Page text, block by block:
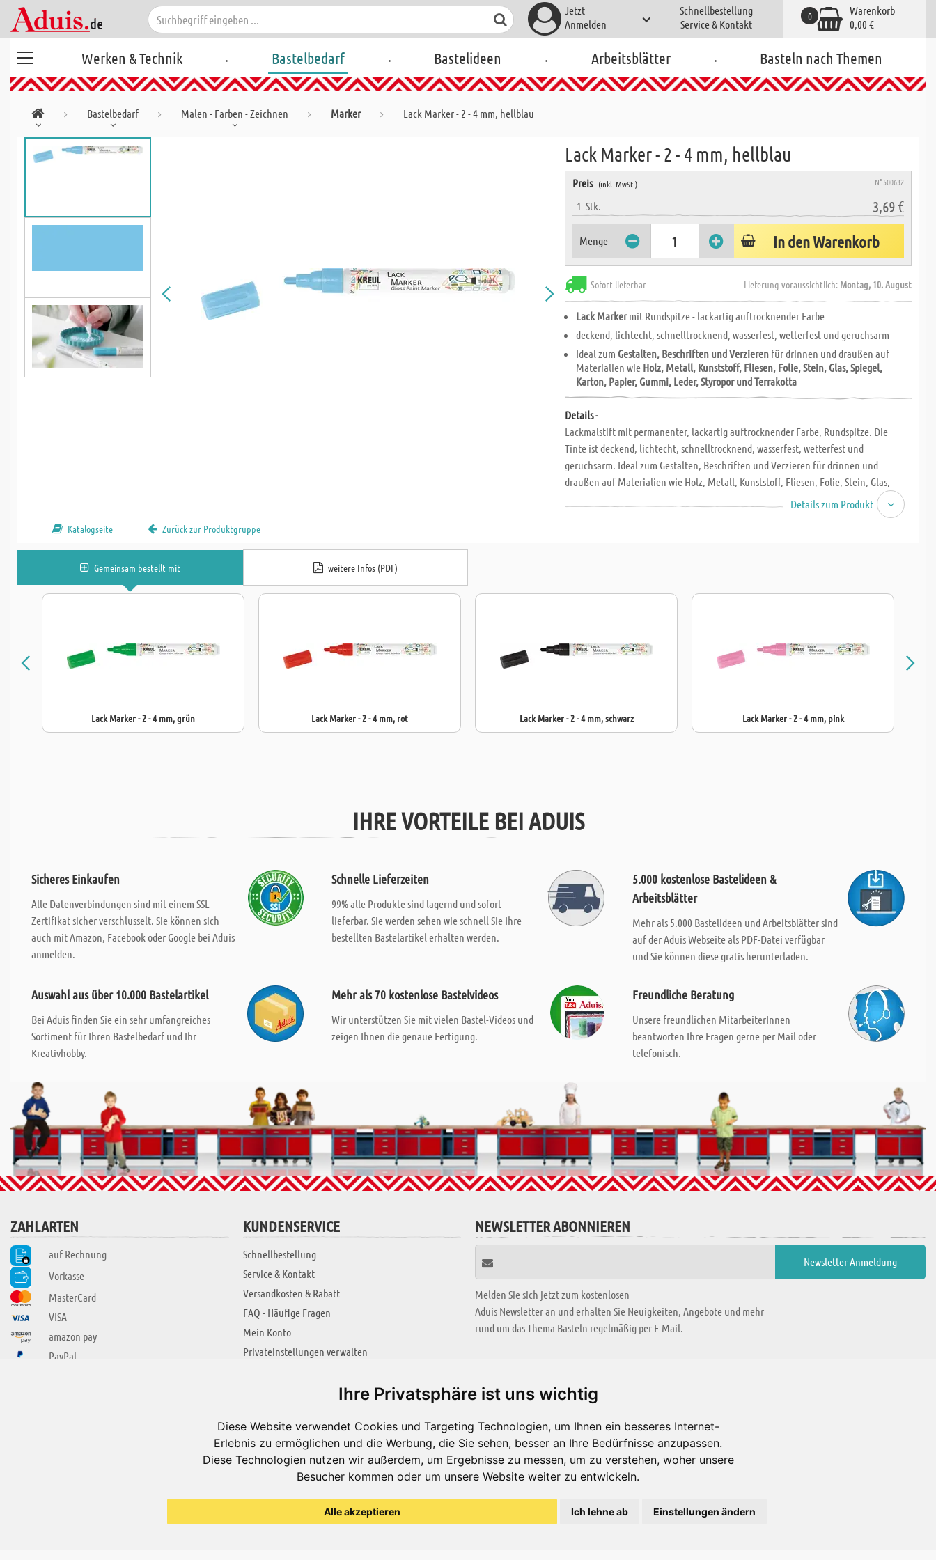
Ihre Privatsphäre ist uns wichtig
Diese Website verwendet Cookies und Targeting Technologien, um Ihnen ein besseres Internet-
Erlebnis zu ermöglichen und die Werbung, die Sie sehen, besser an Ihre Bedürfnisse anzupassen.
Diese Technologien nutzen wir außerdem, um Ergebnisse zu messen, um zu verstehen, woher unsere
Besucher kommen oder um unsere Website weiter zu entwickeln.
Alle akzeptieren Ich lehne ab Einstellungen ändern
Jetzt
Anmelden
Schnellbestellung
Service & Kontakt
Warenkorb
0,00 €
0
Werken & Technik . Bastelbedarf . Bastelideen . Arbeitsblätter . Basteln nach Themen
Bastelbedarf Malen - Farben - Zeichnen Marker Lack Marker - 2 - 4 mm, hellblau
Lack Marker - 2 - 4 mm, hellblau
Preis (inkl. MwSt.) N° 500632
1Stk. 3,69 €
Menge In den Warenkorb
Sofort lieferbar Lieferung voraussichtlich: Montag, 10. August
Lack Markermit Rundspitze - lackartig auftrocknender Farbe
deckend, lichtecht, schnelltrocknend, wasserfest, wetterfest und geruchsarm
Ideal zum Gestalten, Beschriften und Verzieren für drinnen und draußen auf
Materialien wie Holz, Metall, Kunststoff, Fliesen, Folie, Stein, Glas, Spiegel,
Karton, Papier, Gummi, Leder, Styropor und Terrakotta
Details -
Lackmalstift mit permanenter, lackartig auftrocknender Farbe, Rundspitze. Die
Tinte ist deckend, lichtecht, schnelltrocknend, wasserfest, wetterfest und
geruchsarm. Ideal zum Gestalten, Beschriften und Verzieren für drinnen und
draußen auf Materialien wie Holz, Metall, Kunststoff, Fliesen, Folie, Stein, Glas,
Spiegel, Karton, Papier, Gummi, Leder, Styropor und Terrakotta. Tintenfluss
Details zum Produkt
Katalogseite Zurück zur Produktgruppe
Gemeinsam bestellt mit weitere Infos (PDF)
Lack Marker - 2 - 4 mm, grün Lack Marker - 2 - 4 mm, rot Lack Marker - 2 - 4 mm, schwarz Lack Marker - 2 - 4 mm, pink
IHRE VORTEILE BEI ADUIS
Sicheres Einkaufen
Alle Datenverbindungen sind mit einem SSL -
Zertifikat sicher verschlusselt. Sie können sich
auch mit Amazon, Facebook oder Google bei Aduis
anmelden.
Schnelle Lieferzeiten
99% alle Produkte sind lagernd und sofort
lieferbar. Sie werden sehen wie schnell Sie Ihre
bestellten Bastelartikel erhalten werden.
5.000 kostenlose Bastelideen &
Arbeitsblätter
Mehr als 5.000 Bastelideen und Arbeitsblätter sind
auf der Aduis Webseite als PDF-Datei verfügbar
und Sie können diese gratis herunterladen.
Auswahl aus über 10.000 Bastelartikel
Bei Aduis finden Sie ein sehr umfangreiches
Sortiment für Ihren Bastelbedarf und Ihr
Kreativhobby.
Mehr als 70 kostenlose Bastelvideos
Wir unterstützen Sie mit vielen Bastel-Videos und
zeigen Ihnen die genaue Fertigung.
Freundliche Beratung
Unsere freundlichen MitarbeiterInnen
beantworten Ihre Fragen gerne per Mail oder
telefonisch.
ZAHLARTEN
auf Rechnung
Vorkasse
MasterCard
VISA
amazon pay
PayPal
KUNDENSERVICE
Schnellbestellung
Service & Kontakt
Versandkosten & Rabatt
FAQ - Häufige Fragen
Mein Konto
Privateinstellungen verwalten
NEWSLETTER ABONNIEREN
Melden Sie sich jetzt zum kostenlosen
Aduis Newsletter an und erhalten Sie Neuigkeiten, Angebote und mehr
rund um das Thema Basteln regelmäßig per E-Mail.
Jobs
Impressum
Datenschutzerklärung
KREATIV ZONE
Alle Videos
Bastelideen
Arbeitsblätter
Es gibt uns auch in